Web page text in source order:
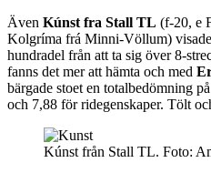
Även Kúnst fra Stall TL (f-20, e
Kolgríma frá Minni-Völlum)
hundradel från att ta sig över 8-
fanns det mer att hämta och med
bärgade stoet en totalbedömning
och 7,88 för ridegenskaper. Tölt
Kúnst från Stall TL. Foto: